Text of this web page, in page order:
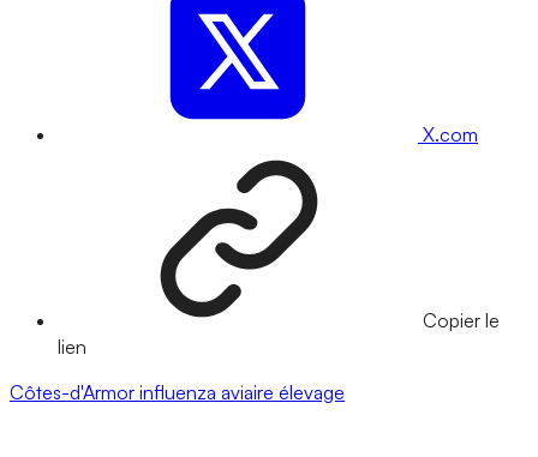
X.com
Copier le
lien
Côtes-d'Armor influenza aviaire élevage